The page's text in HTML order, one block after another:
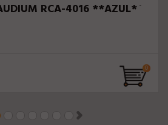
RCA-4016 **AZUL**